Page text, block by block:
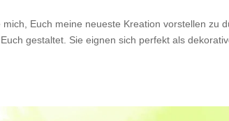
Euch meine neueste Kreation vorstellen zu
gestaltet. Sie eignen sich perfekt als